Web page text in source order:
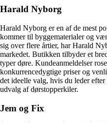
Harald Nyborg
Harald Nyborg er en af de mest
kommer til byggematerialer og
sig over flere årtier, har Harald
markedet. Butikken tilbyder et
typer døre. Kundeanmeldelser
konkurrencedygtige priser og
det ideelle valg, hvis du leder
udvalg af dørstopperkiler.
Jem og Fix